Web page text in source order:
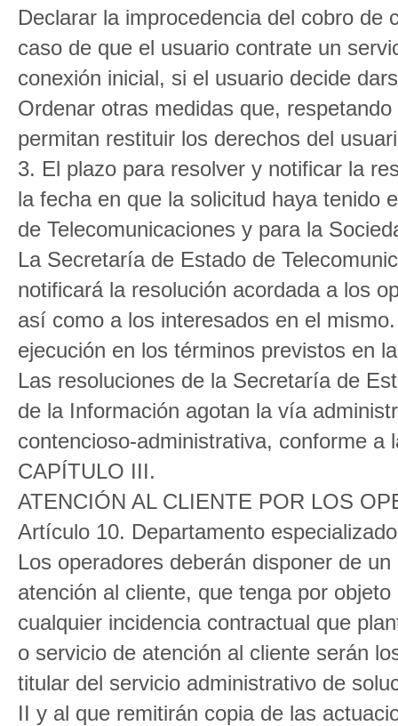
Declarar la improcedencia del cobro de
caso de que el usuario contrate un
conexión inicial, si el usuario decide
Ordenar otras medidas que,
permitan restituir los derechos del
3. El plazo para resolver y notificar la
la fecha en que la solicitud haya tenido
de Telecomunicaciones y para la
La Secretaría de Estado de
notificará la resolución acordada a los
así como a los interesados en el
ejecución en los términos previstos en
Las resoluciones de la Secretaría de
de la Información agotan la vía
contencioso-administrativa, conforme a
CAPÍTULO III.
ATENCIÓN AL CLIENTE POR LOS
Artículo 10. Departamento
Los operadores deberán disponer de
atención al cliente, que tenga por
cualquier incidencia contractual que
o servicio de atención al cliente serán
titular del servicio administrativo de
II y al que remitirán copia de las